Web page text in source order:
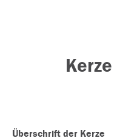
Überschrift der Kerze